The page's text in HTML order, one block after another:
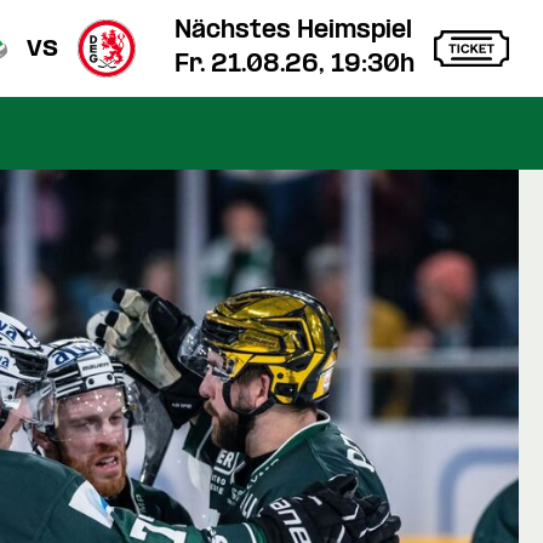
vs
Nächstes Heimspiel
Fr. 21.08.26, 19:30h